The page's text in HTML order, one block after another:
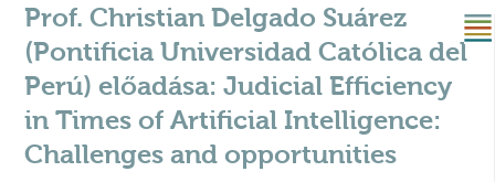
Prof. Christian Delgado Suárez
(Pontificia Universidad Católica del
Perú) előadása: Judicial Efficiency
in Times of Artificial Intelligence:
Challenges and opportunities